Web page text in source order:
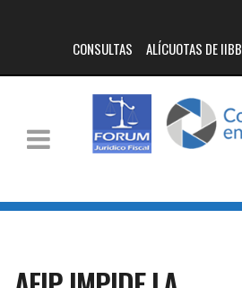
CONSULTAS ALÍCUOTAS DE IIBB